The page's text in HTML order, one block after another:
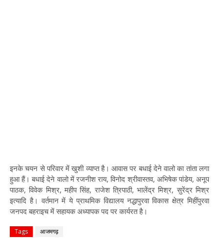
इनके चयन से परिवार में खुशी व्याप्त है। आवास पर बधाई देने वालो का तांता लगा
हुआ हैं। बधाई देने वालो में रजनीश राय, विनोद श्रीवास्तव, अभिषेक पांडेय, अनूप
पाठक, विवेक मिश्र, महीप सिंह, राजेश त्रिपाठी, भालेंद्र मिश्र, सुरेंद्र मिश्र
इत्यादि है। वर्तमान में ये प्राथमिक विद्यालय नद्धापुरवा विकास क्षेत्र मिहींपुरवा
जनपद बहराइच में सहायक अध्यापक पद पर कार्यरत है।
Tags आजमगढ़